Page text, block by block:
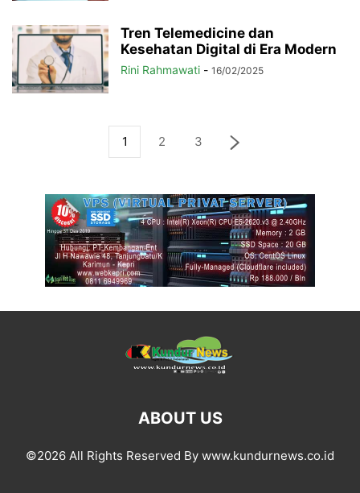
Tren Telemedicine dan
Kesehatan Digital di Era Modern
Rini Rahmawati - 16/02/2025
1 2 3
ABOUT US
©2026 All Rights Reserved By www.kundurnews.co.id